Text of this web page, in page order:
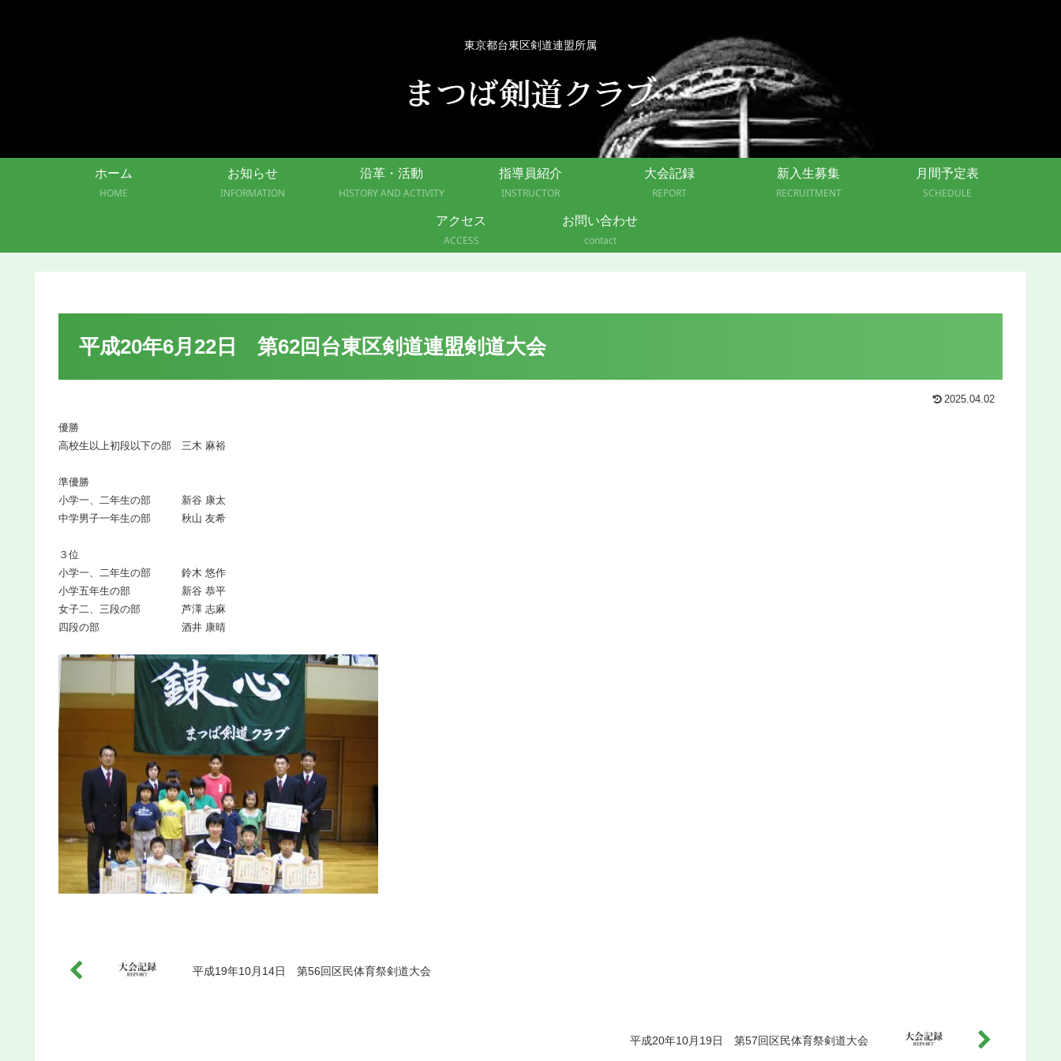
東京都台東区剣道連盟所属
ホーム
HOME
お知らせ
INFORMATION
沿革・活動
HISTORY AND ACTIVITY
指導員紹介
INSTRUCTOR
大会記録
REPORT
新入生募集
RECRUITMENT
月間予定表
SCHEDULE
アクセス
ACCESS
お問い合わせ
contact
平成20年6月22日 第62回台東区剣道連盟剣道大会
2025.04.02
優勝
高校生以上初段以下の部 三木 麻裕
準優勝
小学一、二年生の部 新谷 康太
中学男子一年生の部 秋山 友希
３位
小学一、二年生の部 鈴木 悠作
小学五年生の部 新谷 恭平
女子二、三段の部 芦澤 志麻
四段の部 酒井 康晴
平成19年10月14日 第56回区民体育祭剣道大会
平成20年10月19日 第57回区民体育祭剣道大会